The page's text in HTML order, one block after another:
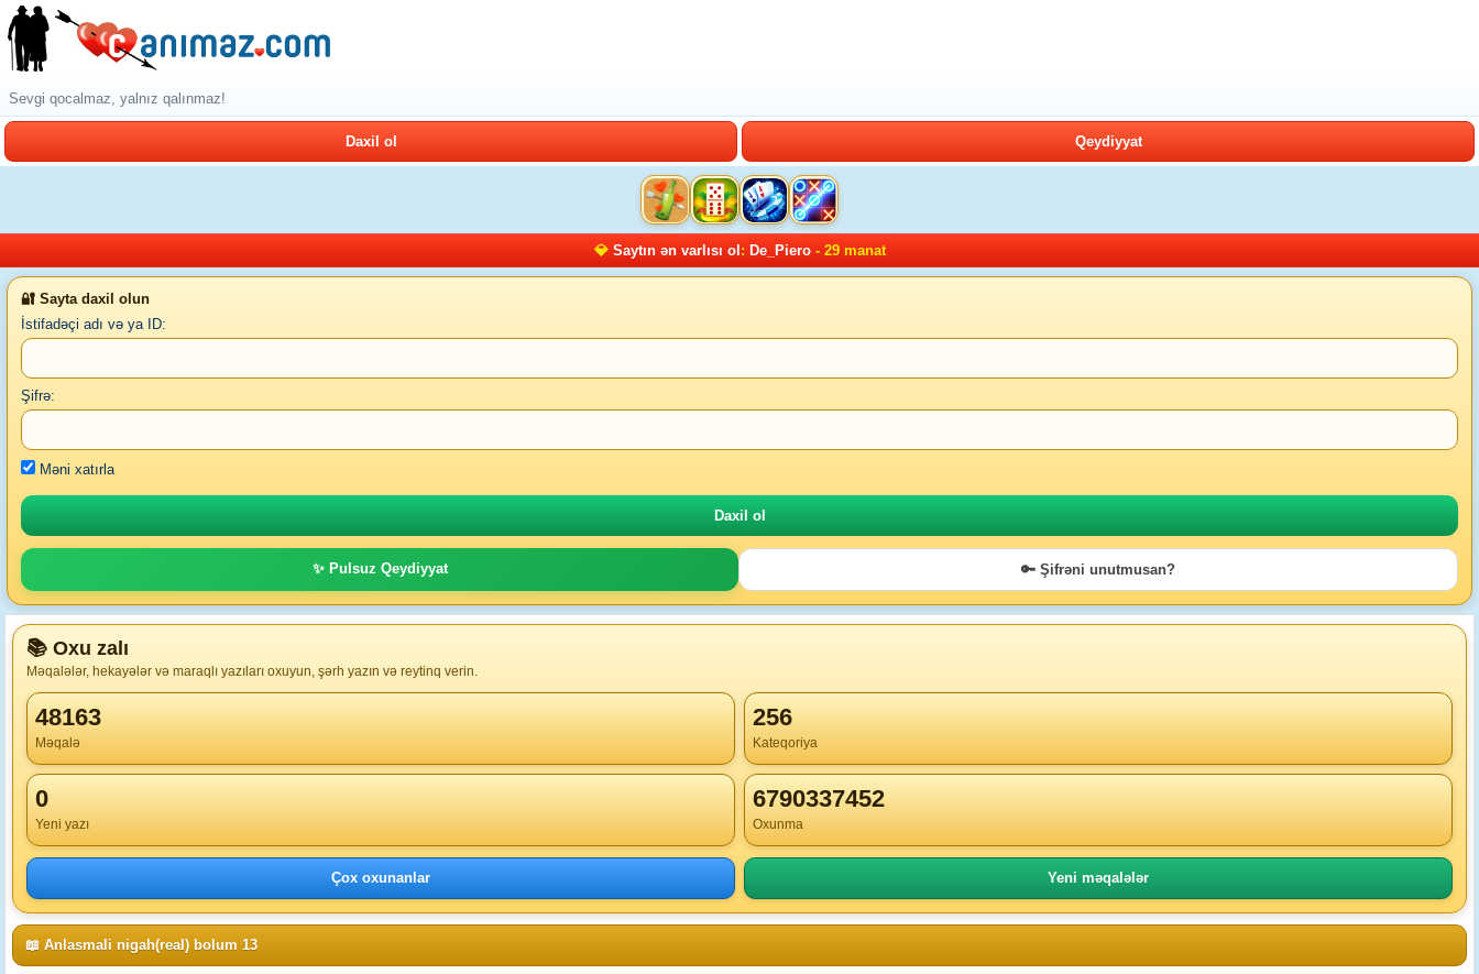
Sevgi qocalmaz, yalnız qalınmaz!
Daxil ol Qeydiyyat
💎 Saytın ən varlısı ol : De_Piero- 29 manat
🔐 Sayta daxil olun
İstifadəçi adı və ya ID:
Şifrə:
Məni xatırla
✨ Pulsuz Qeydiyyat 🔑 Şifrəni unutmusan?
📚 Oxu zalı
Məqalələr, hekayələr və maraqlı yazıları oxuyun, şərh yazın və reytinq verin.
48163
Məqalə
256
Kateqoriya
0
Yeni yazı
6790337452
Oxunma
Çox oxunanlar Yeni məqalələr
📖 Anlasmali nigah(real) bolum 13